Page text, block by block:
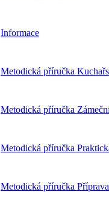
Informace
Metodická příručka
Metodická příručka
Metodická příručka
Metodická příručka